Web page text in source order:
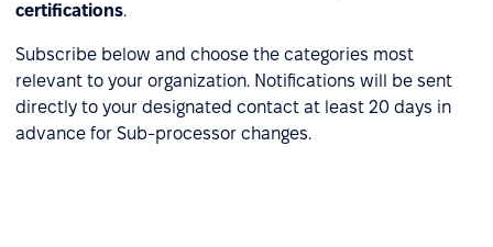
certifications.
Subscribe below and choose the categories most
relevant to your organization. Notifications will be sent
directly to your designated contact at least 20 days in
advance for Sub-processor changes.